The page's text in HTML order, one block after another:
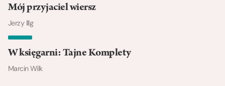
Mój przyjaciel wiersz
Jerzy Illg
W księgarni: Tajne Komplety
Marcin Wilk